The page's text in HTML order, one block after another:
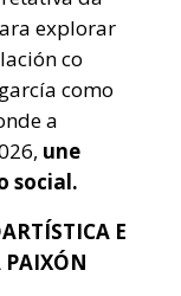
explorar
co
como
a
une
social.
E
PAIXÓN